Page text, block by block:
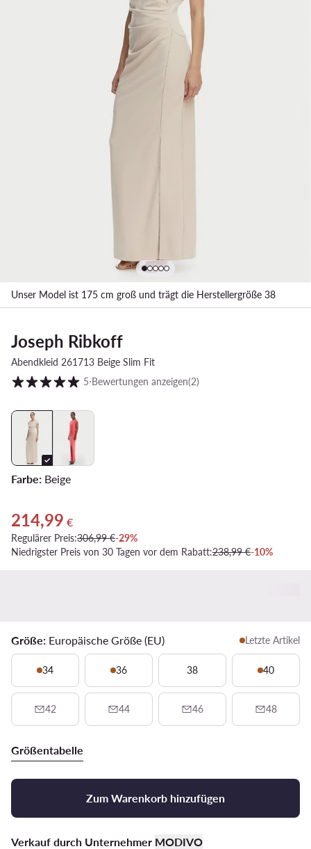
Unser Model ist 175 cm groß und trägt die Herstellergröße 38
Joseph Ribkoff
Abendkleid 261713 Beige Slim Fit
Kundenbewertung auf Skala von 1 bis 5
5⋅Bewertungen anzeigen(2)
Farbe: Beige
Aktueller Preis 214,99 €
214,99 €
Regulärer Preis:306,99 €-29%
Niedrigster Preis von 30 Tagen vor dem Rabatt:238,99 €-10%
Größe: Europäische Größe (EU) Letzte Artikel
34 36 38 40
42 44 46 48
Größentabelle
Zum Warenkorb hinzufügen
Verkauf durch Unternehmer MODIVO